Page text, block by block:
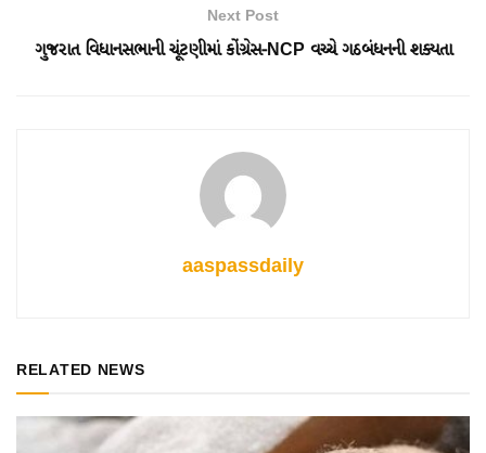
Next Post
ગુજરાત વિધાનસભાની ચૂંટણીમાં કોંગ્રેસ-NCP વચ્ચે ગઠબંધનની શક્યતા
aaspassdaily
RELATED NEWS